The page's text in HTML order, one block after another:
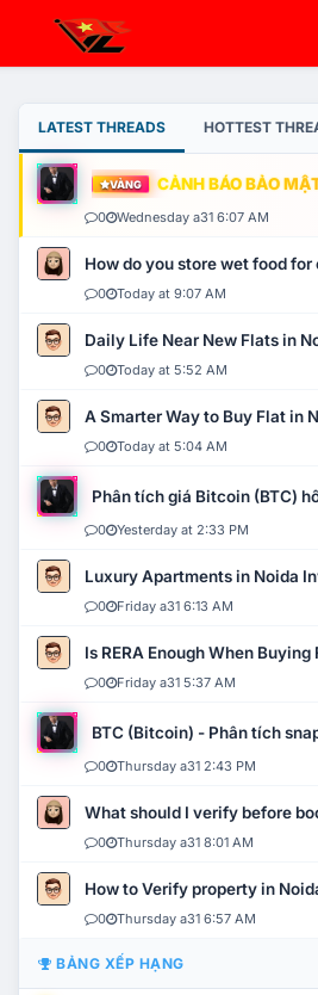
LATEST THREADS HOTTEST
VÀNG CẢNH BÁO BẢO
0 Wednesday a31 6:07 AM
How do you store wet food for
0 Today at 9:07 AM
Daily Life Near New Flats in
0 Today at 5:52 AM
A Smarter Way to Buy Flat in
0 Today at 5:04 AM
Phân tích giá Bitcoin (BTC)
0 Yesterday at 2:33 PM
Luxury Apartments in Noida
0 Friday a31 6:13 AM
Is RERA Enough When
0 Friday a31 5:37 AM
BTC (Bitcoin) - Phân tích
0 Thursday a31 2:43 PM
What should I verify before
0 Thursday a31 8:01 AM
How to Verify property in
0 Thursday a31 6:57 AM
BẢNG XẾP HẠNG